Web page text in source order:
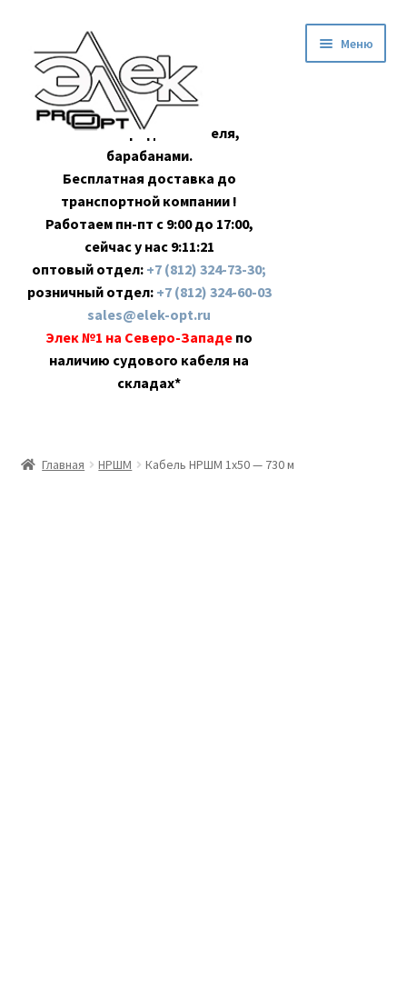
навигации
содержимому
Оптовая продажа кабеля,
барабанами.
Бесплатная доставка до
транспортной компании !
Работаем пн-пт с 9:00 до 17:00,
сейчас у нас 9:11:22
оптовый отдел: +7 (812) 324-73-30;
розничный отдел: +7 (812) 324-60-03
sales@elek-opt.ru
Элек №1 на Северо-Западе по
наличию судового кабеля на
складах*
Меню
Главная НРШМ Кабель НРШМ 1х50 — 730 м